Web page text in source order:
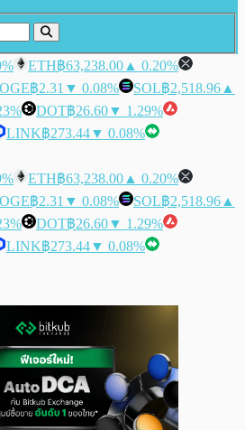
ETH฿63,238.00 ▲ 0.20%
฿2.31 ▼ 0.08% SOL฿2,518.96 ▲
DOT฿26.60▼ 1.29%
LINK฿273.44▼ 0.08%
ETH฿63,238.00 ▲ 0.20%
฿2.31 ▼ 0.08% SOL฿2,518.96 ▲
DOT฿26.60▼ 1.29%
LINK฿273.44▼ 0.08%